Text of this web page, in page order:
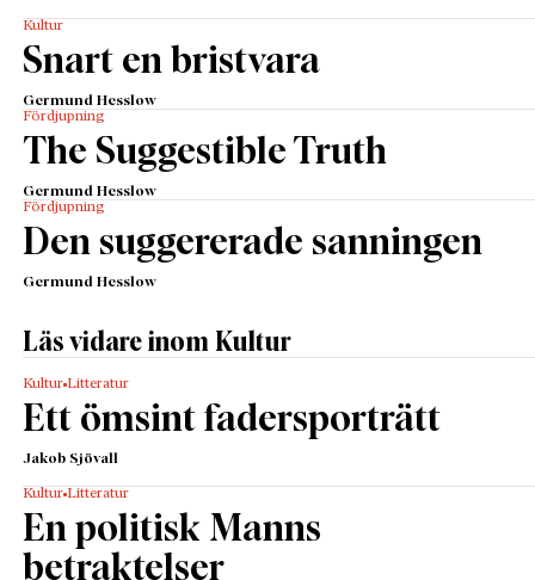
Kultur
Snart en bristvara
Germund Hesslow
Fördjupning
The Suggestible Truth
Germund Hesslow
Fördjupning
Den suggererade sanningen
Germund Hesslow
Läs vidare inom Kultur
Kultur Litteratur
Ett ömsint fadersporträtt
Jakob Sjövall
Kultur Litteratur
En politisk Manns
betraktelser